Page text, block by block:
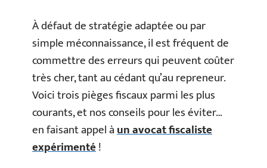
À défaut de stratégie adaptée ou par
simple méconnaissance, il est fréquent de
commettre des erreurs qui peuvent coûter
très cher, tant au cédant qu’au repreneur.
Voici trois pièges fiscaux parmi les plus
courants, et nos conseils pour les éviter…
en faisant appel àun avocat fiscaliste
expérimenté!